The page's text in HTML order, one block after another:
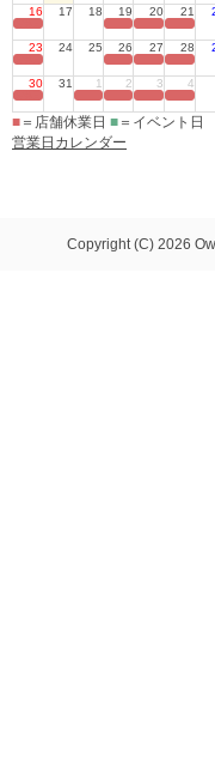
16 17 18 19 20 21
23 24 25 26 27 28
30 31 1 2 3 4
■ ＝店舗休業日 ■ ＝イベント日
営業日カレンダー
Copyright (C) 2026